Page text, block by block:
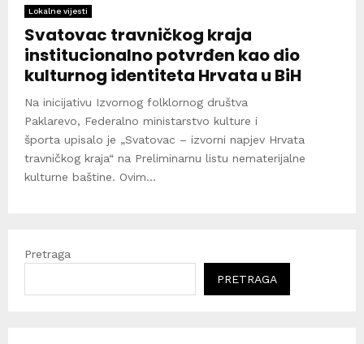
Lokalne vijesti
Svatovac travničkog kraja
institucionalno potvrđen kao dio
kulturnog identiteta Hrvata u BiH
Na inicijativu Izvornog folklornog društva
Paklarevo, Federalno ministarstvo kulture i
športa upisalo je „Svatovac – izvorni napjev Hrvata
travničkog kraja“ na Preliminarnu listu nematerijalne
kulturne baštine. Ovim...
Pretraga
PRETRAGA